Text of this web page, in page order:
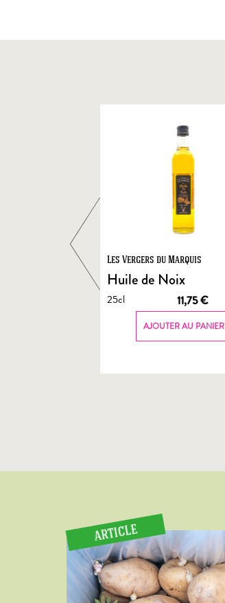
Les Vergers du Marquis
Huile de Noix
25cl 11,75€
AJOUTER AU PANIER
ARTICLE